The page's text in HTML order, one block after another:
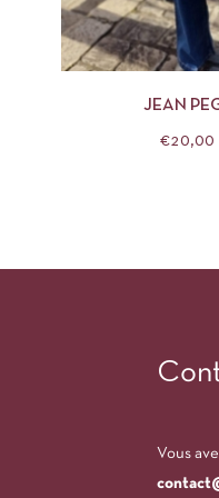
JEAN
€20,00
Vous